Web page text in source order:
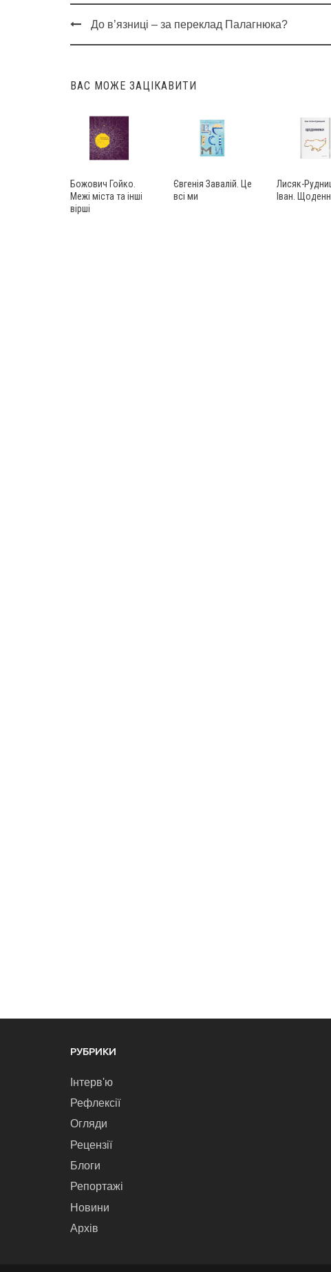
Post
До в’язниці – за переклад Палагнюка?
ВАС МОЖЕ ЗАЦІКАВИТИ
Божович Гойко.
Межі міста та інші
вірші
Євгенія Завалій. Це
всі ми
Лисяк-
Іван.
РУБРИКИ
Інтерв'ю
Рефлексії
Огляди
Рецензії
Блоги
Репортажі
Новини
Архів